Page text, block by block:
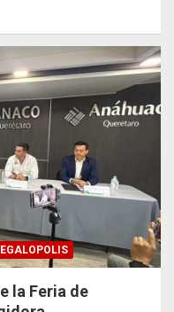
la Feria de